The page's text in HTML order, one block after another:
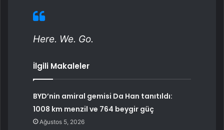
Here. We. Go.
İlgili Makaleler
BYD’nin amiral gemisi Da Han tanıtıldı:
1008 km menzil ve 764 beygir güç
Ağustos 5, 2026